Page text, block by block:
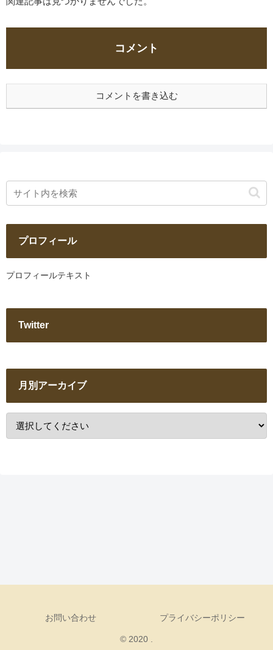
コメント
コメントを書き込む
プロフィール
プロフィールテキスト
Twitter
月別アーカイブ
お問い合わせ プライバシーポリシー
© 2020 .